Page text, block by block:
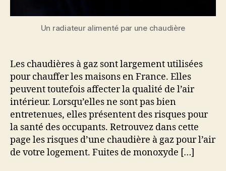
Un radiateur alimenté par une chaudière
Les chaudières à gaz sont largement utilisées
pour chauffer les maisons en France. Elles
peuvent toutefois affecter la qualité de l’air
intérieur. Lorsqu’elles ne sont pas bien
entretenues, elles présentent des risques pour
la santé des occupants. Retrouvez dans cette
page les risques d’une chaudière à gaz pour l’air
de votre logement. Fuites de monoxyde […]